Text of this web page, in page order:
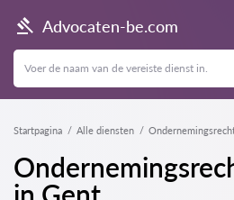
Advocaten-be.com
Startpagina Alle diensten